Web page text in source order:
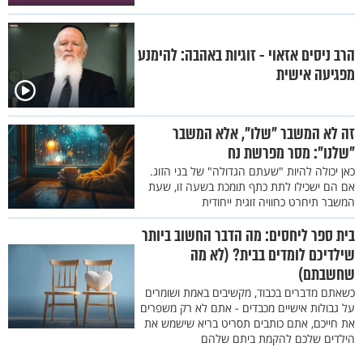
הרב ניסים אזאוי - זוגיות באהבה: להימנע
מפגיעה אישית
זה לא המשבר "שלו", אלא המשבר
"שלנו": מסר מפרשת נח
כאן יכולה להיות "שעתם הגדולה" של בני הזוג.
אם הם ישכילו לתת כתף תומכת בשעה זו, שעת
המשבר תיחרט כחוויה זוגית ייחודית
בית ספר ליחסים: מה הדבר החשוב ביותר
שילדיכם לומדים בבית? (לא מה
שחשבתם)
כשאתם מדברים בכבוד, מקשיבים באמת ושומרים
על גבולות אישיים מכבדים - אתם לא רק משפרים
את חייכם, אתם כותבים תסריט בריא שישמש את
הילדים שלכם להקמת ביתם שלהם